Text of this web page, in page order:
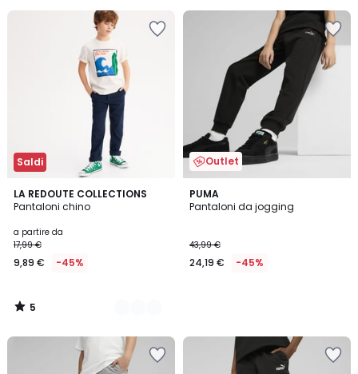
Saldi
LA REDOUTE COLLECTIONS
Pantaloni chino
a partire da
17,99 €
9,89 € -45%
5
/
2
Colori
5
/
Outlet
PUMA
Pantaloni da jogging
43,99 €
24,19 € -45%